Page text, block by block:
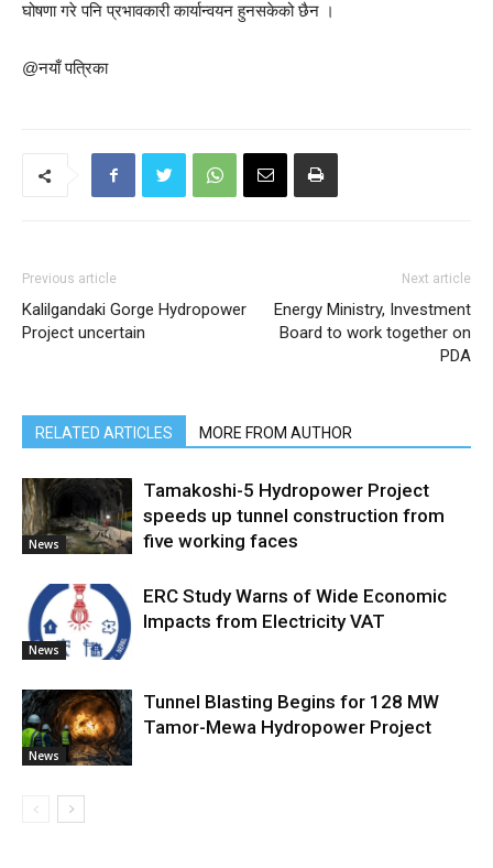
घोषणा गरे पनि प्रभावकारी कार्यान्वयन हुनसकेको छैन ।
@नयाँ पत्रिका
Previous article
Kalilgandaki Gorge Hydropower
Project uncertain
Next article
Energy Ministry, Investment
Board to work together on
PDA
RELATED ARTICLES MORE FROM AUTHOR
News
Tamakoshi-5 Hydropower Project
speeds up tunnel construction from
five working faces
News
ERC Study Warns of Wide Economic
Impacts from Electricity VAT
News
Tunnel Blasting Begins for 128 MW
Tamor-Mewa Hydropower Project